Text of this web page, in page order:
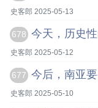
史客郎 2025-05-13
678 今天，历史
史客郎 2025-05-12
677 今后，南亚
史客郎 2025-05-10